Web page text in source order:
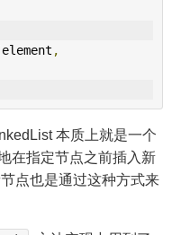
element ,
本质上就是一个
在指定节点之前插入新
点也是通过这种方式来